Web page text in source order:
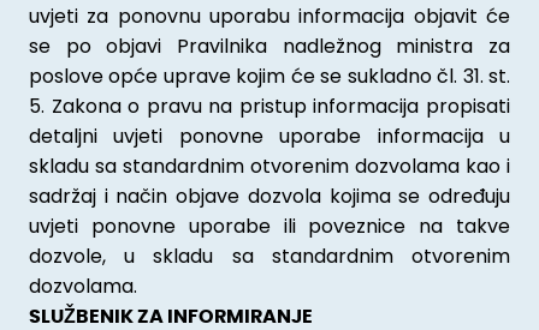
uvjeti za ponovnu uporabu informacija objavit će
se po objavi Pravilnika nadležnog ministra za
poslove opće uprave kojim će se sukladno čl. 31. st.
5. Zakona o pravu na pristup informacija propisati
detaljni uvjeti ponovne uporabe informacija u
skladu sa standardnim otvorenim dozvolama kao i
sadržaj i način objave dozvola kojima se određuju
uvjeti ponovne uporabe ili poveznice na takve
dozvole, u skladu sa standardnim otvorenim
dozvolama.
SLUŽBENIK ZA INFORMIRANJE